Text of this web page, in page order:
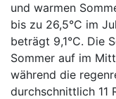
und warmen
bis zu 26,5°C im
beträgt 9,1°C. Die
Sommer auf im
während die
durchschnittlich 11